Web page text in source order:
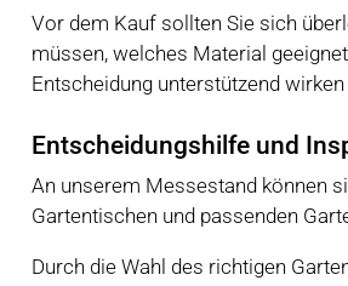
Vor dem Kauf sollten Sie sich
müssen, welches Material
Entscheidung unterstützend
Entscheidungshilfe und
An unserem Messestand können
Gartentischen und passenden
Durch die Wahl des richtigen